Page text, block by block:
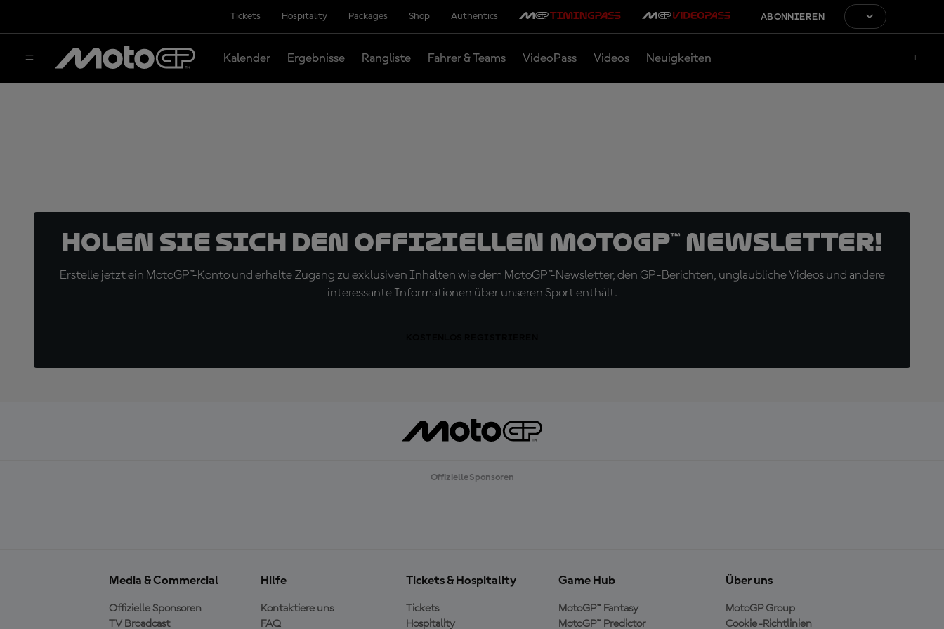
Tickets Hospitality Packages Shop Authentics ABONNIEREN
Kalender Ergebnisse Rangliste Fahrer & Teams VideoPass Videos Neuigkeiten
Holen Sie sich den offiziellen MotoGP™ Newsletter!
Erstelle jetzt ein MotoGP™-Konto und erhalte Zugang zu exklusiven Inhalten wie dem MotoGP™-Newsletter, den GP-Berichten, unglaubliche Videos und andere
interessante Informationen über unseren Sport enthält.
Offizielle Sponsoren
Media & Commercial
Offizielle Sponsoren
TV Broadcast
Hilfe
Kontaktiere uns
FAQ
Tickets & Hospitality
Tickets
Hospitality
Game Hub
MotoGP™ Fantasy
MotoGP™ Predictor
Über uns
MotoGP Group
Cookie-Richtlinien